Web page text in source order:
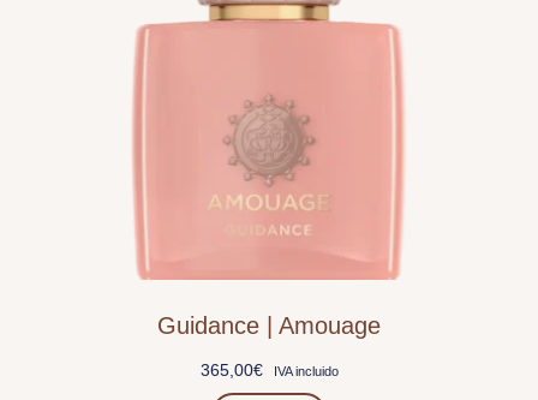
Guidance | Amouage
365,00€ IVA incluido